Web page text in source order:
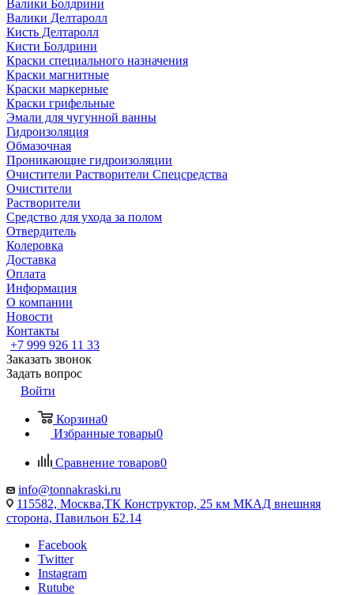
Валики Болдрини
Валики Делтаролл
Кисть Делтаролл
Кисти Болдрини
Краски специального назначения
Краски магнитные
Краски маркерные
Краски грифельные
Эмали для чугунной ванны
Гидроизоляция
Обмазочная
Проникающие гидроизоляции
Очистители Растворители Спецсредства
Очистители
Растворители
Средство для ухода за полом
Отвердитель
Колеровка
Доставка
Оплата
Информация
О компании
Новости
Контакты
+7 999 926 11 33
Заказать звонок
Задать вопрос
Войти
Корзина0
Избранные товары0
Сравнение товаров0
info@tonnakraski.ru
115582, Москва,ТК Конструктор, 25 км МКАД внешняя
сторона, Павильон Б2.14
Facebook
Twitter
Instagram
Rutube